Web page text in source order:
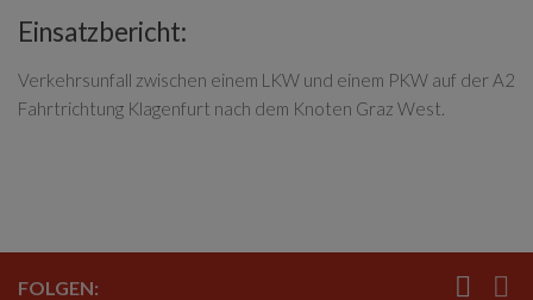
Einsatzbericht:
Verkehrsunfall zwischen einem LKW und einem PKW auf der A2
Fahrtrichtung Klagenfurt nach dem Knoten Graz West.
FOLGEN: